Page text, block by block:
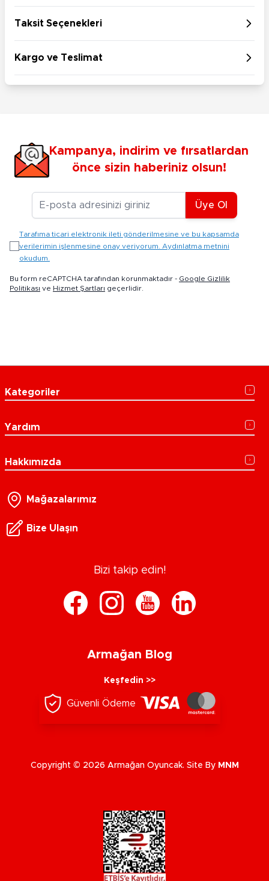
Taksit Seçenekleri
Kargo ve Teslimat
Kampanya, indirim ve fırsatlardan
önce sizin haberiniz olsun!
E-posta Adresiniz
Üye Ol
Tarafıma ticari elektronik ileti gönderilmesine ve bu kapsamda
verilerimin işlenmesine onay veriyorum. Aydınlatma metnini
okudum.
Bu form reCAPTCHA tarafından korunmaktadır - Google Gizlilik
Politikası ve Hizmet Şartları geçerlidir.
Kategoriler
Yardım
Hakkımızda
Mağazalarımız
Bize Ulaşın
Bizi takip edin!
Armağan Blog
Keşfedin >>
Güvenli Ödeme
Copyright © 2026 Armağan Oyuncak. Site By MNM